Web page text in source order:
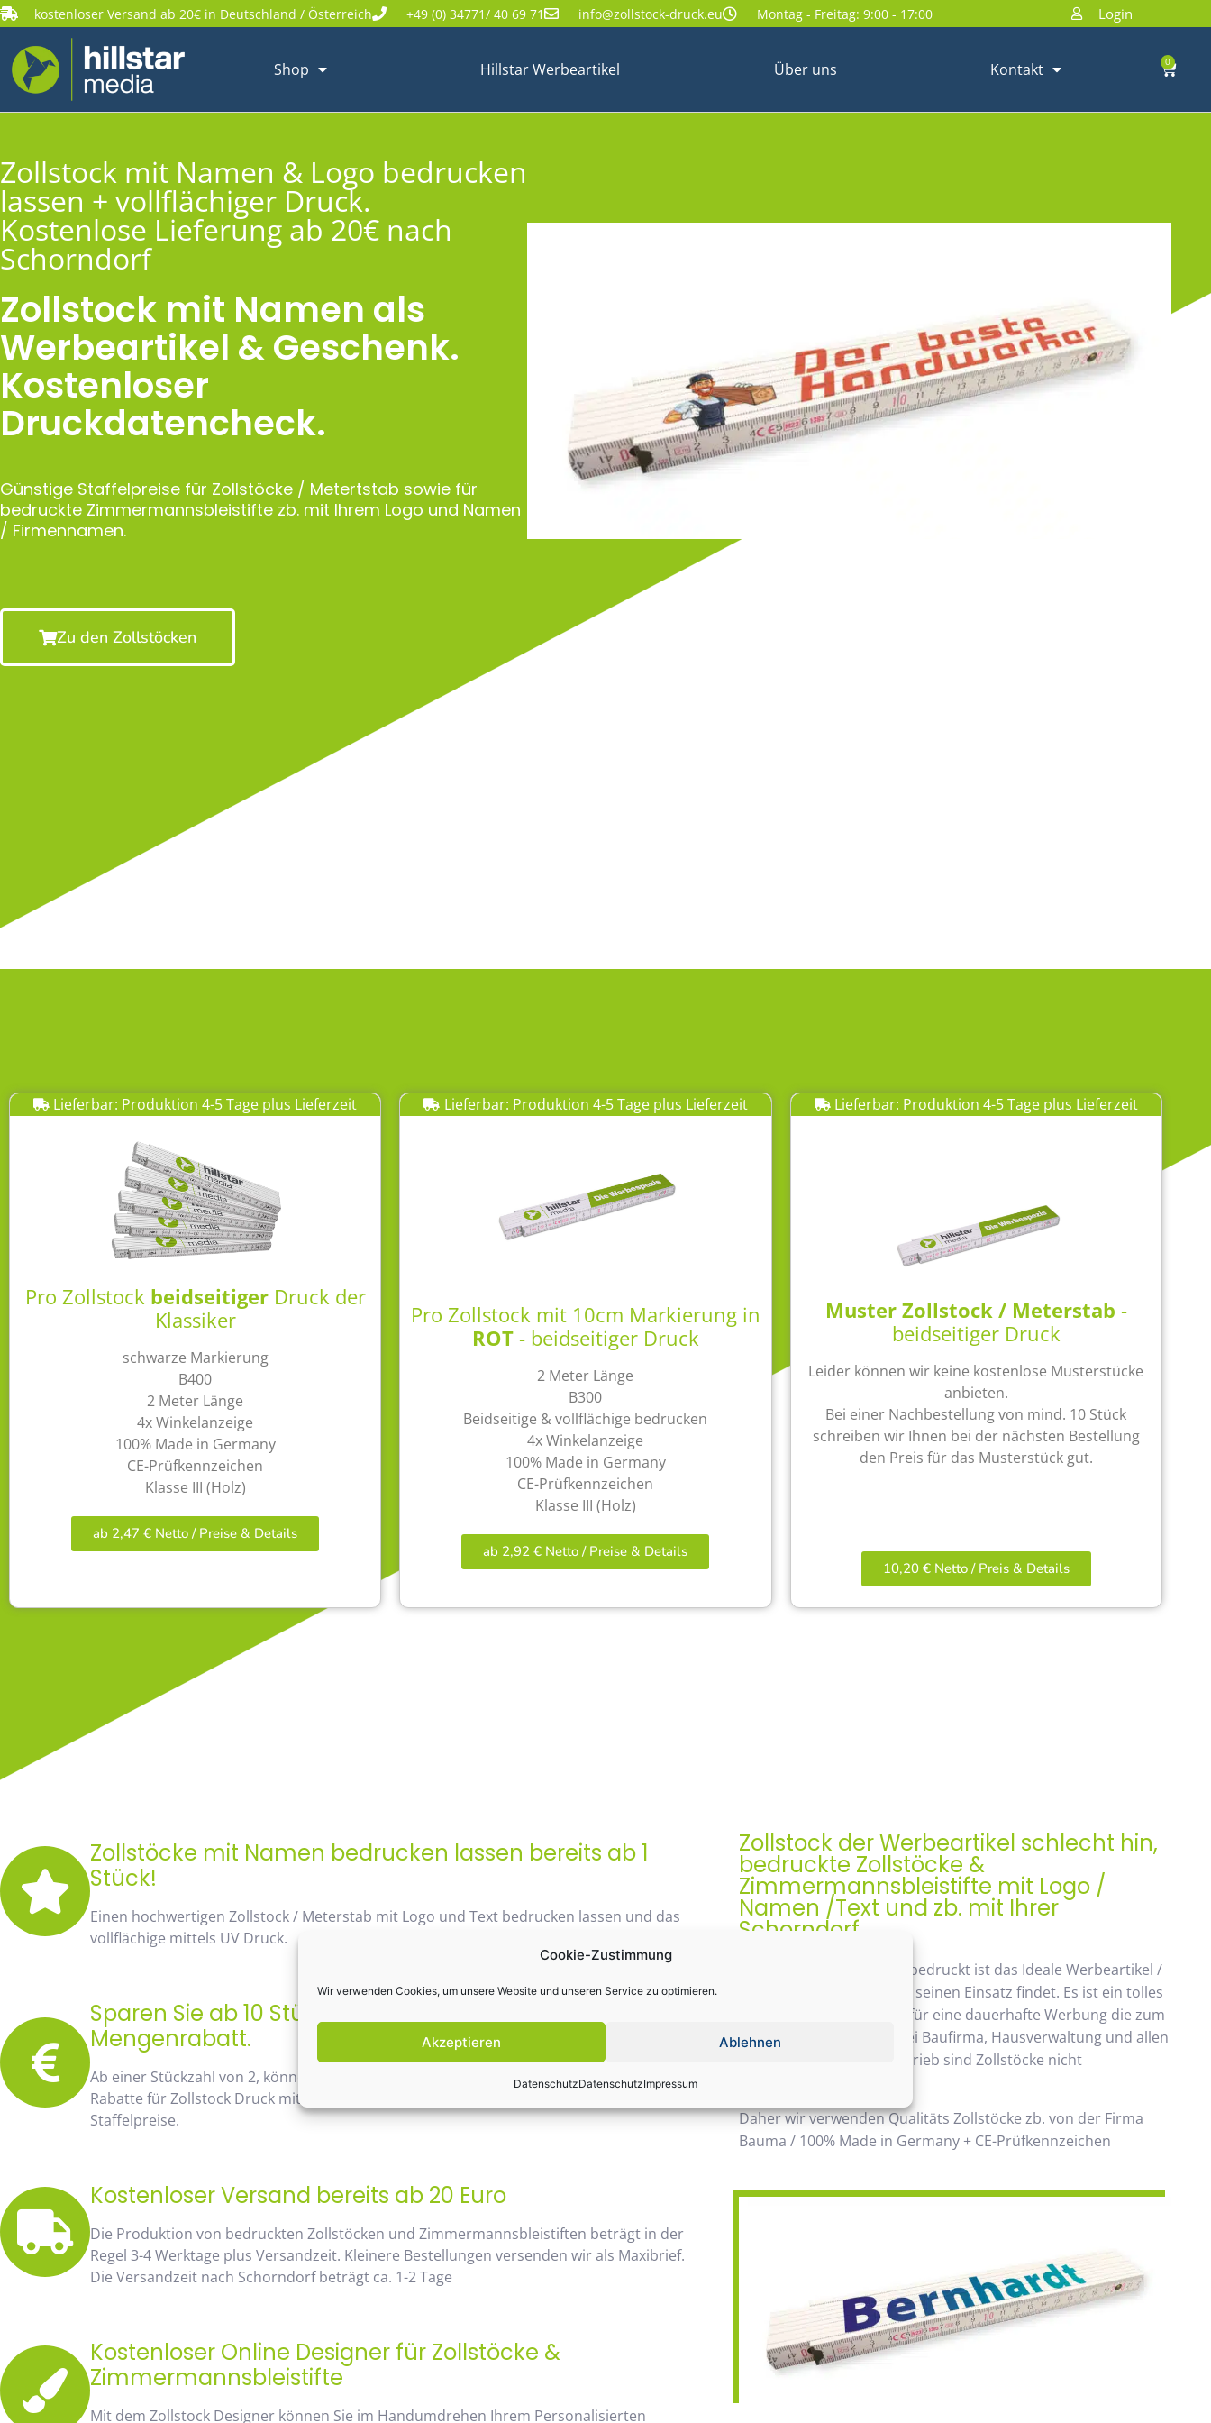
Cookie-Zustimmung
Wir verwenden Cookies, um unsere Website und unseren Service zu optimieren.
Akzeptieren Ablehnen
DatenschutzDatenschutzImpressum
kostenloser Versand ab 20€ in Deutschland / Österreich +49 (0) 34771/ 40 69 71 info@zollstock-druck.eu Montag - Freitag: 9:00 - 17:00 Login
Shop Hillstar Werbeartikel Über uns Kontakt 0
Zollstock mit Namen & Logo bedrucken
lassen + vollflächiger Druck.
Kostenlose Lieferung ab 20€ nach
Schorndorf
Zollstock mit Namen als
Werbeartikel & Geschenk.
Kostenloser
Druckdatencheck.
Günstige Staffelpreise für Zollstöcke / Metertstab sowie für
bedruckte Zimmermannsbleistifte zb. mit Ihrem Logo und Namen
/ Firmennamen.
Zu den Zollstöcken
Lieferbar: Produktion 4-5 Tage plus Lieferzeit
Pro Zollstock beidseitiger Druck der
Klassiker
schwarze Markierung
B400
2 Meter Länge
4x Winkelanzeige
100% Made in Germany
CE-Prüfkennzeichen
Klasse III (Holz)
ab 2,47 € Netto / Preise & Details
Lieferbar: Produktion 4-5 Tage plus Lieferzeit
Pro Zollstock mit 10cm Markierung in
ROT- beidseitiger Druck
2 Meter Länge
B300
Beidseitige & vollflächige bedrucken
4x Winkelanzeige
100% Made in Germany
CE-Prüfkennzeichen
Klasse III (Holz)
ab 2,92 € Netto / Preise & Details
Lieferbar: Produktion 4-5 Tage plus Lieferzeit
Muster Zollstock / Meterstab -
beidseitiger Druck
Leider können wir keine kostenlose Musterstücke
anbieten.
Bei einer Nachbestellung von mind. 10 Stück
schreiben wir Ihnen bei der nächsten Bestellung
den Preis für das Musterstück gut.
10,20 € Netto / Preis & Details
Zollstöcke mit Namen bedrucken lassen bereits ab 1
Stück!
Einen hochwertigen Zollstock / Meterstab mit Logo und Text bedrucken lassen und das
vollflächige mittels UV Druck.
Sparen Sie ab 10 Stück fast 48% mit unserem
Mengenrabatt.
Ab einer Stückzahl von 2, können Sie bereits von unserem Mengenrabatt profitieren. Die
Rabatte für Zollstock Druck mit Namen und Logo, sehen Sie sofort anhand der
Staffelpreise.
Kostenloser Versand bereits ab 20 Euro
Die Produktion von bedruckten Zollstöcken und Zimmermannsbleistiften beträgt in der
Regel 3-4 Werktage plus Versandzeit. Kleinere Bestellungen versenden wir als Maxibrief.
Die Versandzeit nach Schorndorf beträgt ca. 1-2 Tage
Kostenloser Online Designer für Zollstöcke &
Zimmermannsbleistifte
Mit dem Zollstock Designer können Sie im Handumdrehen Ihrem Personalisierten
Zollstock der Werbeartikel schlecht hin,
bedruckte Zollstöcke &
Zimmermannsbleistifte mit Logo /
Namen /Text und zb. mit Ihrer
Schorndorf
Der Zollstock, Meterstab bedruckt ist das Ideale Werbeartikel /
Werbegeschenk der auch seinen Einsatz findet. Es ist ein tolles
& praktisches Geschenk, für eine dauerhafte Werbung die zum
Einsatz kommt. Beliebt bei Baufirma, Hausverwaltung und allen
möglichen Handwerksbetrieb sind Zollstöcke nicht
Daher wir verwenden Qualitäts Zollstöcke zb. von der Firma
Bauma / 100% Made in Germany + CE-Prüfkennzeichen